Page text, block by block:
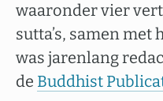
waaronder vier
sutta’s, samen
was jarenlang
de Buddhist